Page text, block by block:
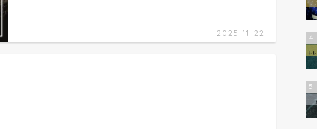
2025-11-22 4
5